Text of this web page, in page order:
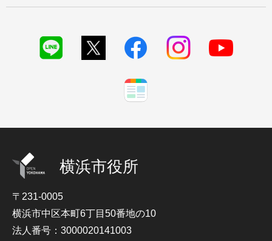
横浜市役所
〒231-0005
横浜市中区本町6丁目50番地の10
法人番号：3000020141003